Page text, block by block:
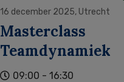
16 december 2025, Utrecht
Masterclass
Teamdynamiek
09:00 - 16:30